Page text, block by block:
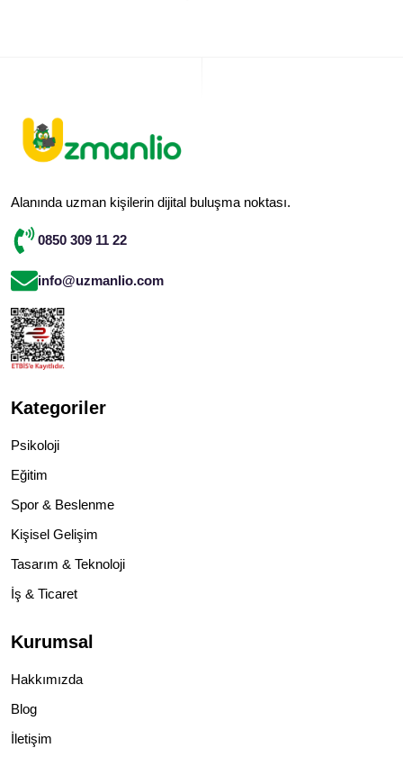
Alanında uzman kişilerin dijital buluşma noktası.
0850 309 11 22
info@uzmanlio.com
Kategoriler
Psikoloji
Eğitim
Spor & Beslenme
Kişisel Gelişim
Tasarım & Teknoloji
İş & Ticaret
Kurumsal
Hakkımızda
Blog
İletişim